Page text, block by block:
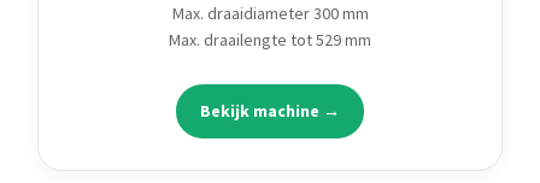
Max. draaidiameter 300 mm
Max. draailengte tot 529 mm
Bekijk machine →